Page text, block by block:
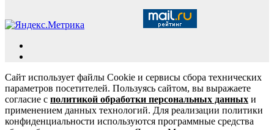
Сайт использует файлы Cookie и сервисы сбора технических
параметров посетителей. Пользуясь сайтом, вы выражаете
согласие с политикой обработки персональных данных и
применением данных технологий. Для реализации политики
конфиденциальности используются программные средства